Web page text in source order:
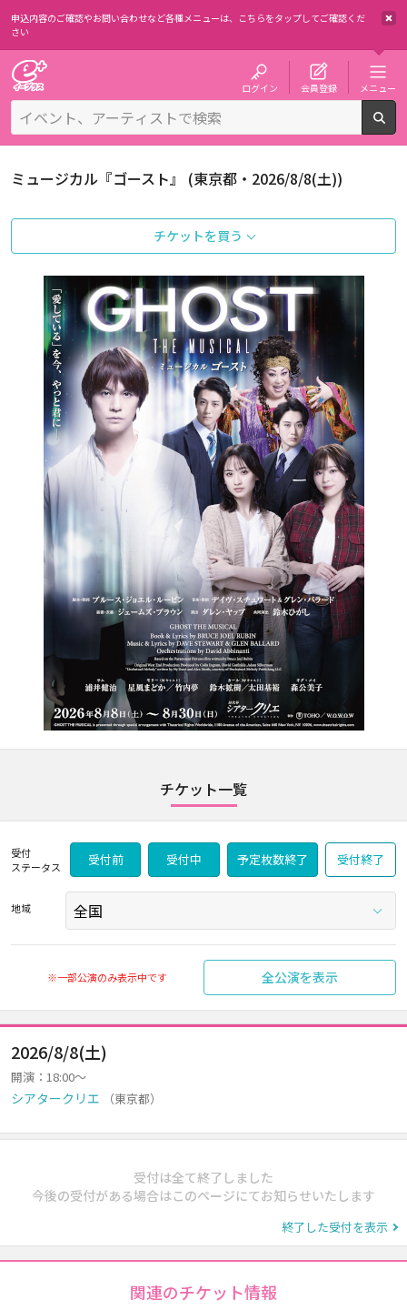
申込内容のご確認やお問い合わせなど各種メニューは、 こちらをタップしてご確認くだ
さい
ログイン 会員登録 メニュー
ミュージカル『ゴースト』 (東京都・2026/8/8(土))
チケットを買う
チケット一覧
受付
ステータス
受付前 受付中 予定枚数終了 受付終了
地域
※一部公演のみ表示中です 全公演を表示
2026/8/8(土)
開演：18:00～
シアタークリエ （東京都）
受付は全て終了しました
今後の受付がある場合はこのページにてお知らせいたします
終了した受付を表示
関連のチケット情報